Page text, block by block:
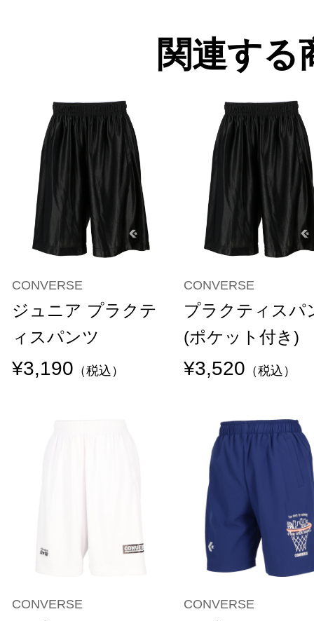
関連する
CONVERSE
ジュニア プラクテ
ィスパンツ
¥3,190 （税込）
CONVERSE
プラクティスパ
(ポケット付き)
¥3,520 （税込）
CONVERSE CONVERSE